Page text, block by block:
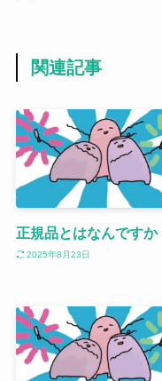
関連記事
正規品とはなんですか
2025年8月23日